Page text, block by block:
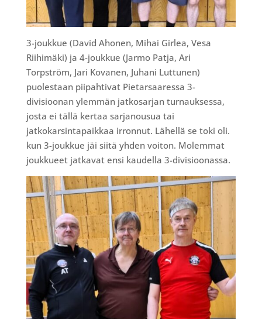
3-joukkue (David Ahonen, Mihai Girlea, Vesa
Riihimäki) ja 4-joukkue (Jarmo Patja, Ari
Torpström, Jari Kovanen, Juhani Luttunen)
puolestaan piipahtivat Pietarsaaressa 3-
divisioonan ylemmän jatkosarjan turnauksessa,
josta ei tällä kertaa sarjanousua tai
jatkokarsintapaikkaa irronnut. Lähellä se toki oli.
kun 3-joukkue jäi siitä yhden voiton. Molemmat
joukkueet jatkavat ensi kaudella 3-divisioonassa.